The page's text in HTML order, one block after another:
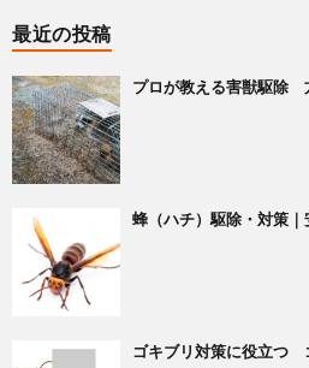
最近の投稿
プロが教える害獣駆
蜂（ハチ）駆除・対策
ゴキブリ対策に役立つ